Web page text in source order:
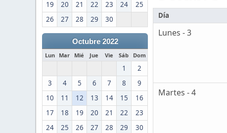
19
20 21 22 23 24
25
26
27 28 29 30
Octubre 2022
Lun Mar Mié Jue Vie Sáb Dom
1
2
3
4 5 6 7 8
9
10
11 12 13 14 15
16
17
18 19 20 21 22
23
24
25 26 27 28 29
30
Día
Lunes - 3
Martes - 4